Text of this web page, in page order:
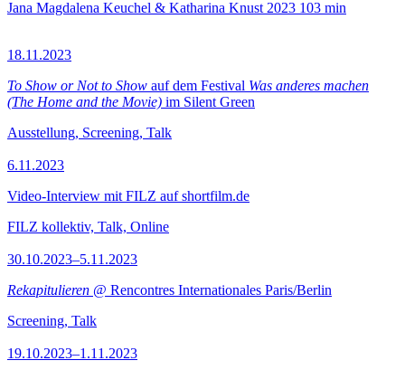
Jana Magdalena Keuchel & Katharina Knust 2023 103 min
18.11.2023
To Show or Not to Show auf dem Festival Was anderes machen
(The Home and the Movie) im Silent Green
Ausstellung, Screening, Talk
6.11.2023
Video-Interview mit FILZ auf shortfilm.de
FILZ kollektiv, Talk, Online
30.10.2023–5.11.2023
Rekapitulieren @ Rencontres Internationales Paris/Berlin
Screening, Talk
19.10.2023–1.11.2023